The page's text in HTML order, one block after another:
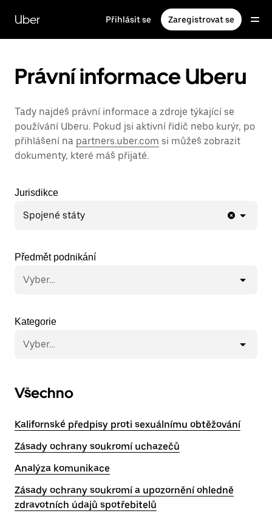
hlavní
obsah
Uber Přihlásit se Zaregistrovat se
Právní informace Uberu
Tady najdeš právní informace a zdroje týkající se
používání Uberu. Pokud jsi aktivní řidič nebo kurýr, po
přihlášení na partners.uber.com si můžeš zobrazit
dokumenty, které máš přijaté.
Jurisdikce
Spojené státy
Předmět podnikání
Vyber…
Kategorie
Vyber…
Všechno
Kalifornské předpisy proti sexuálnímu obtěžování
Zásady ochrany soukromí uchazečů
Analýza komunikace
Zásady ochrany soukromí a upozornění ohledně
zdravotních údajů spotřebitelů